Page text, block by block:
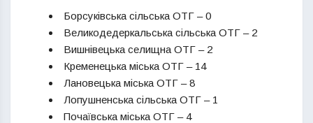
Борсуківська сільська ОТГ – 0
Великодедеркальська сільська ОТГ – 2
Вишнівецька селищна ОТГ – 2
Кременецька міська ОТГ – 14
Лановецька міська ОТГ – 8
Лопушненська сільська ОТГ – 1
Почаївська міська ОТГ – 4